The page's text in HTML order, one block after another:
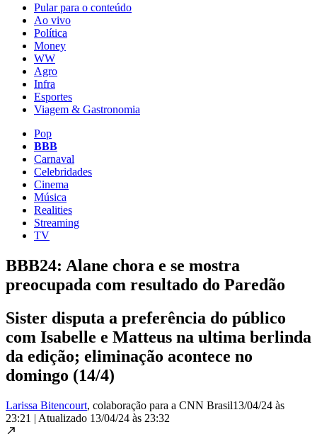
Pular para o conteúdo
Ao vivo
Política
Money
WW
Agro
Infra
Esportes
Viagem & Gastronomia
Pop
BBB
Carnaval
Celebridades
Cinema
Música
Realities
Streaming
TV
BBB24: Alane chora e se mostra
preocupada com resultado do Paredão
Sister disputa a preferência do público
com Isabelle e Matteus na ultima berlinda
da edição; eliminação acontece no
domingo (14/4)
Larissa Bitencourt, colaboração para a CNN Brasil13/04/24 às
23:21 | Atualizado 13/04/24 às 23:32